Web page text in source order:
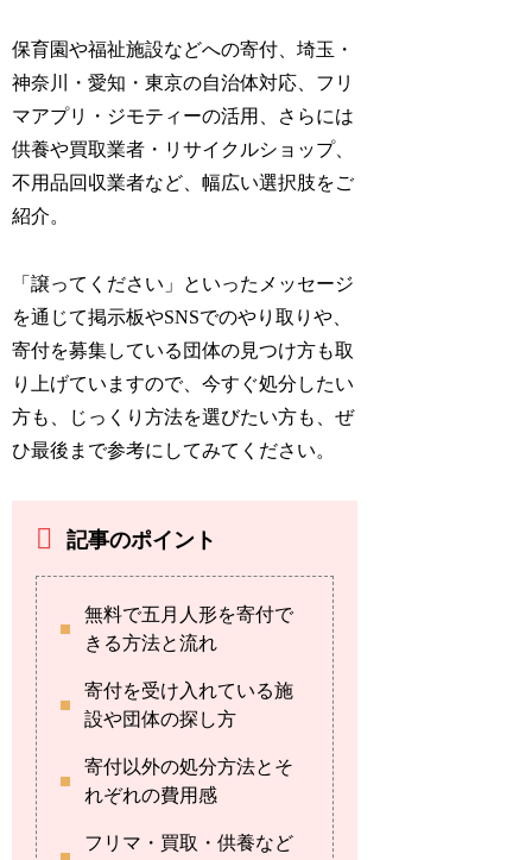
保育園や福祉施設などへの寄付、埼玉・
神奈川・愛知・東京の自治体対応、フリ
マアプリ・ジモティーの活用、さらには
供養や買取業者・リサイクルショップ、
不用品回収業者など、幅広い選択肢をご
紹介。
「譲ってください」といったメッセージ
を通じて掲示板やSNSでのやり取りや、
寄付を募集している団体の見つけ方も取
り上げていますので、今すぐ処分したい
方も、じっくり方法を選びたい方も、ぜ
ひ最後まで参考にしてみてください。
記事のポイント
無料で五月人形を寄付で
きる方法と流れ
寄付を受け入れている施
設や団体の探し方
寄付以外の処分方法とそ
れぞれの費用感
フリマ・買取・供養など